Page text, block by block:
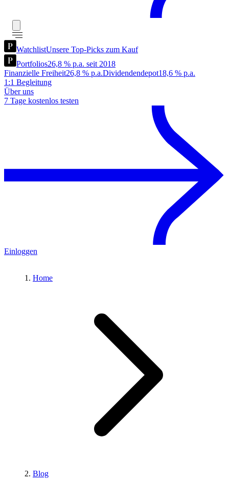
WatchlistUnsere Top-Picks zum Kauf
Portfolios26,8 % p.a. seit 2018
Finanzielle Freiheit26,8 % p.a.Dividendendepot18,6 % p.a.
1:1 Begleitung
Über uns
7 Tage kostenlos testen
Einloggen
Home
Blog